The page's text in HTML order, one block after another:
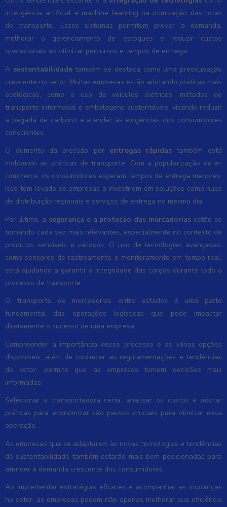
inteligência artificial e machine learning na otimização das rotas
de transporte. Esses sistemas permitem prever a demanda,
melhorar o gerenciamento de estoques e reduzir custos
operacionais ao otimizar percursos e tempos de entrega.
A sustentabilidadetambém se destaca como uma preocupação
crescente no setor. Muitas empresas estão adotando práticas mais
ecológicas, como o uso de veículos elétricos, métodos de
transporte intermodal e embalagens sustentáveis, visando reduzir
a pegada de carbono e atender às exigências dos consumidores
conscientes.
O aumento da pressão por entregas rápidastambém está
moldando as práticas de transporte. Com a popularização do e-
commerce, os consumidores esperam tempos de entrega menores.
Isso tem levado as empresas a investirem em soluções como hubs
de distribuição regionais e serviços de entrega no mesmo dia.
Por último, a segurança e a proteção das mercadorias estão se
tornando cada vez mais relevantes, especialmente no contexto de
produtos sensíveis e valiosos. O uso de tecnologias avançadas,
como sensores de rastreamento e monitoramento em tempo real,
está ajudando a garantir a integridade das cargas durante todo o
processo de transporte.
O transporte de mercadorias entre estados é uma parte
fundamental das operações logísticas que pode impactar
diretamente o sucesso de uma empresa.
Compreender a importância desse processo e as várias opções
disponíveis, além de conhecer as regulamentações e tendências
do setor, permite que as empresas tomem decisões mais
informadas.
Selecionar a transportadora certa, analisar os custos e adotar
práticas para economizar são passos cruciais para otimizar essa
operação.
As empresas que se adaptarem às novas tecnologias e tendências
de sustentabilidade também estarão mais bem posicionadas para
atender à demanda crescente dos consumidores.
Ao implementar estratégias eficazes e acompanhar as mudanças
no setor, as empresas podem não apenas melhorar sua eficiência